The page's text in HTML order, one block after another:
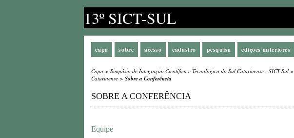
13º SICT-SUL
capa sobre acesso cadastro pesquisa edições anteriores
Capa > Simpósio de Integração Científica e Tecnológica do Sul Catarinense - SICT-Sul >
Catarinense > Sobre a Conferência
SOBRE A CONFERÊNCIA
Equipe